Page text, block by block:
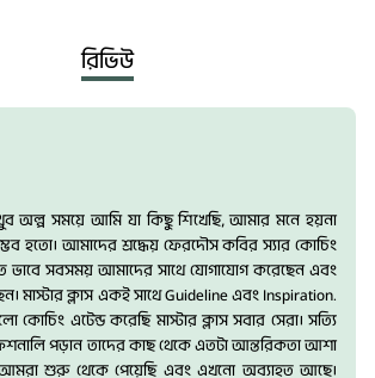
রিভিউ
খুব অল্প সময়ে আমি যা কিছু শিখেছি, আমার মনে হয়না
হতো। আমাদের শ্রদ্ধেয় ফেরদৌস কবির স্যার কোচিং
ভাবে সবসময় আমাদের সাথে যোগাযোগ করেছেন এবং
মাস্টার ক্লাস একই সাথে Guideline এবং Inspiration.
এটেন্ড করেছি মাস্টার ক্লাস সবার সেরা। সত্যি
পড়ান তাদের কাছ থেকে এতটা আন্তরিকতা আশা
আমরা শুরু থেকে পেয়েছি এবং এখনো অব্যাহত আছে।